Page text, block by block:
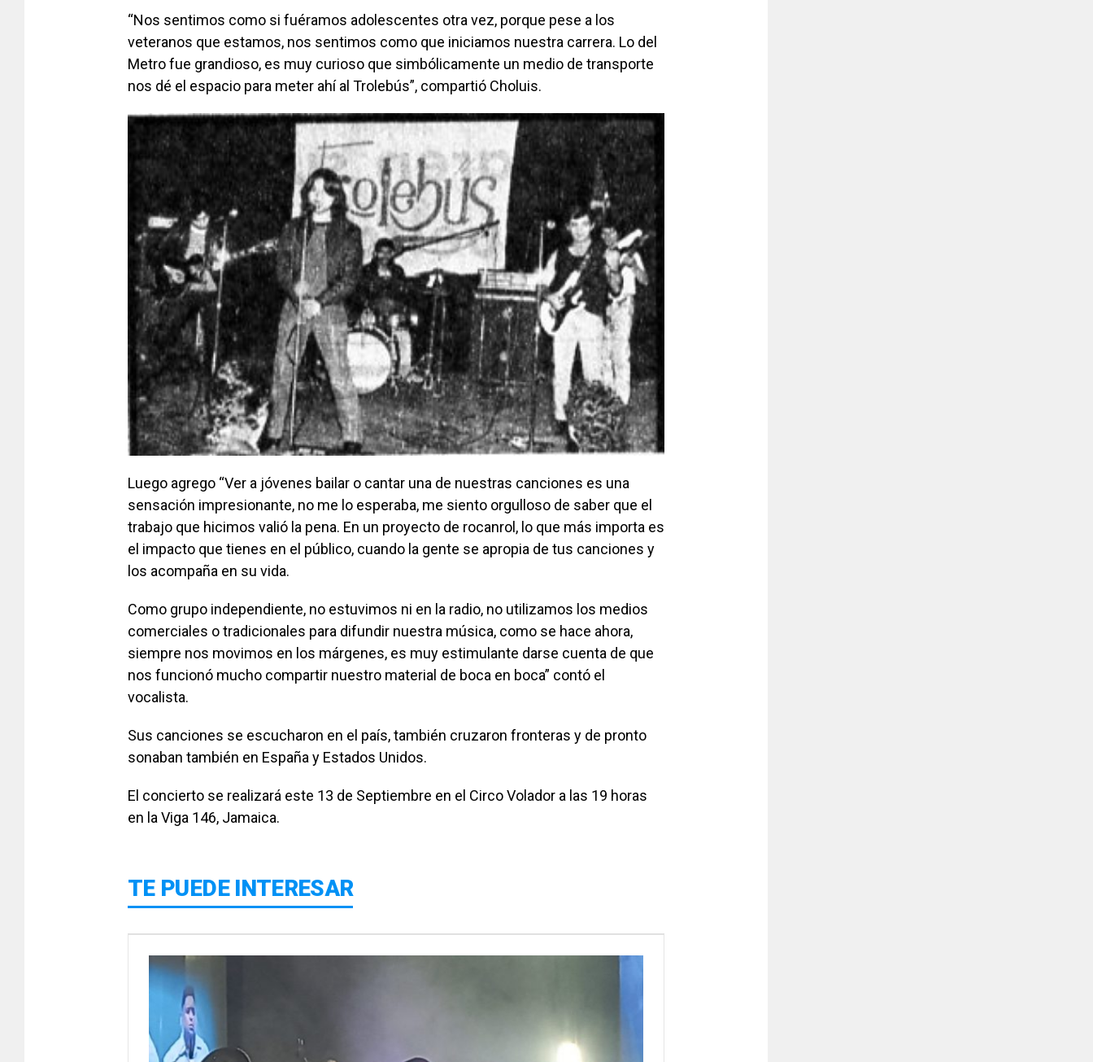
“Nos sentimos como si fuéramos adolescentes otra vez, porque pese a los
veteranos que estamos, nos sentimos como que iniciamos nuestra carrera. Lo del
Metro fue grandioso, es muy curioso que simbólicamente un medio de transporte
nos dé el espacio para meter ahí al Trolebús”, compartió Choluis.
Luego agrego “Ver a jóvenes bailar o cantar una de nuestras canciones es una
sensación impresionante, no me lo esperaba, me siento orgulloso de saber que el
trabajo que hicimos valió la pena. En un proyecto de rocanrol, lo que más importa es
el impacto que tienes en el público, cuando la gente se apropia de tus canciones y
los acompaña en su vida.
Como grupo independiente, no estuvimos ni en la radio, no utilizamos los medios
comerciales o tradicionales para difundir nuestra música, como se hace ahora,
siempre nos movimos en los márgenes, es muy estimulante darse cuenta de que
nos funcionó mucho compartir nuestro material de boca en boca” contó el
vocalista.
Sus canciones se escucharon en el país, también cruzaron fronteras y de pronto
sonaban también en España y Estados Unidos.
El concierto se realizará este 13 de Septiembre en el Circo Volador a las 19 horas
en la Viga 146, Jamaica.
TE PUEDE INTERESAR